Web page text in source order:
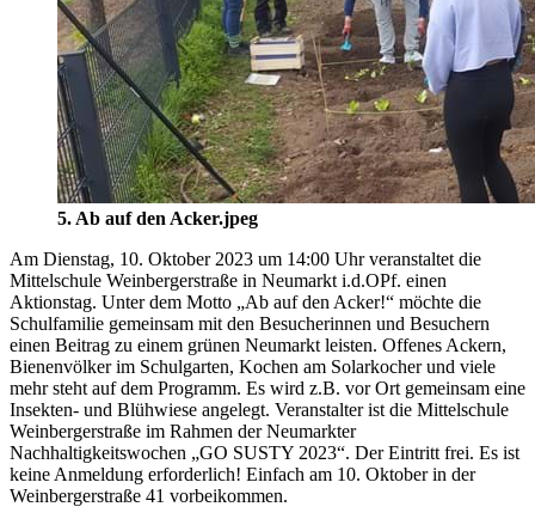
5. Ab auf den Acker.jpeg
Am Dienstag, 10. Oktober 2023 um 14:00 Uhr veranstaltet die
Mittelschule Weinbergerstraße in Neumarkt i.d.OPf. einen
Aktionstag. Unter dem Motto „Ab auf den Acker!“ möchte die
Schulfamilie gemeinsam mit den Besucherinnen und Besuchern
einen Beitrag zu einem grünen Neumarkt leisten. Offenes Ackern,
Bienenvölker im Schulgarten, Kochen am Solarkocher und viele
mehr steht auf dem Programm. Es wird z.B. vor Ort gemeinsam eine
Insekten- und Blühwiese angelegt. Veranstalter ist die Mittelschule
Weinbergerstraße im Rahmen der Neumarkter
Nachhaltigkeitswochen „GO SUSTY 2023“. Der Eintritt frei. Es ist
keine Anmeldung erforderlich! Einfach am 10. Oktober in der
Weinbergerstraße 41 vorbeikommen.